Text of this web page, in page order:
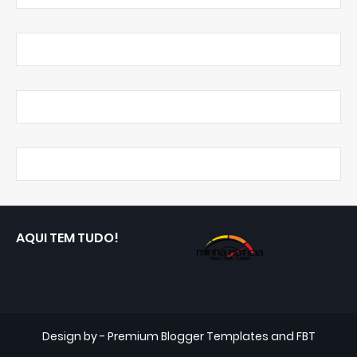
AQUI TEM TUDO!
Design by - Premium Blogger Templates and FBT